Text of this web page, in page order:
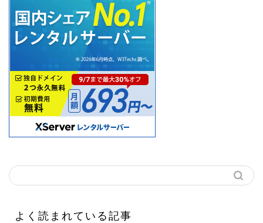
よく読まれている記事